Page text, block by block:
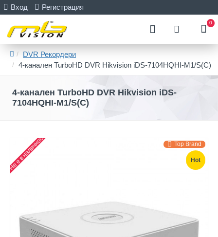
Вход Регистрация
0
DVR Рекордери
4-канален TurboHD DVR Hikvision iDS-7104HQHI-M1/S(С)
4-канален TurboHD DVR Hikvision iDS-
7104HQHI-M1/S(С)
Hot
Top Brand
Не е в наличност